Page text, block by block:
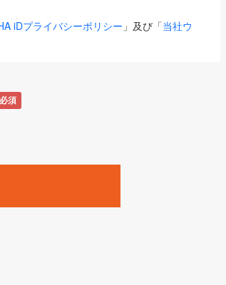
iDプライバシーポリシー 」及び「当社ウ
変更された場合、変更後のサービスを含
ンペーンをいいます。
」「ECzine」「Biz/Zine」「HRzine」
必須